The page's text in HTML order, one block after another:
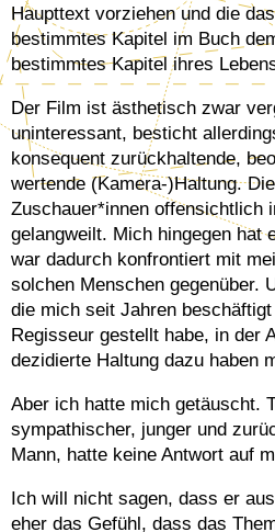
Haupttext vorziehen und die
bestimmtes Kapitel im Buch
bestimmtes Kapitel ihres
Der Film ist ästhetisch zwar
uninteressant, besticht
konsequent zurückhaltende,
wertende (Kamera-)Haltung.
Zuschauer*innen offensichtlich
gelangweilt. Mich hingegen hat
war dadurch konfrontiert mit
solchen Menschen gegenüber.
die mich seit Jahren
Regisseur gestellt habe, in der
dezidierte Haltung dazu haben
Aber ich hatte mich getäuscht.
sympathischer, junger und
Mann, hatte keine Antwort auf
Ich will nicht sagen, dass er
eher das Gefühl, dass das